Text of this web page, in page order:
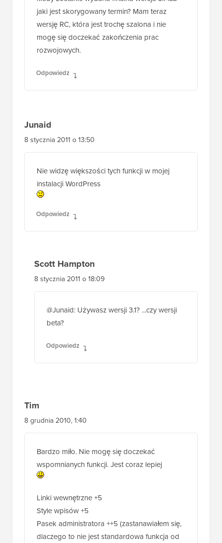
jaki jest skorygowany termin? Mam teraz
wersję RC, która jest trochę szalona i nie
mogę się doczekać zakończenia prac
rozwojowych.
Odpowiedz
Junaid
8 stycznia 2011 o 13:50
Nie widzę większości tych funkcji w mojej
instalacji WordPress
Odpowiedz
Scott Hampton
8 stycznia 2011 o 18:09
@Junaid: Używasz wersji 3.1? ...czy wersji
beta?
Odpowiedz
Tim
8 grudnia 2010, 1:40
Bardzo miło. Nie mogę się doczekać
wspomnianych funkcji. Jest coraz lepiej
Linki wewnętrzne +5
Style wpisów +5
Pasek administratora ++5 (zastanawiałem się,
dlaczego to nie jest standardowa funkcja od